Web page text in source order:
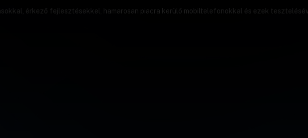
érkező fejlesztésekkel, hamarosan piacra kerülő mobiltelefonokkal és ezek